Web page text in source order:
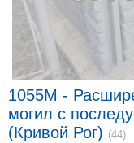
1055M -
могил с
(Кривой Рог) (44)